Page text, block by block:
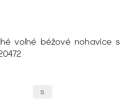
voľné béžové nohavice s
S